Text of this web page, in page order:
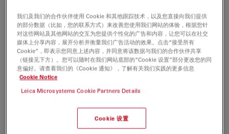
应用指南
SMD FCS Basics-AppLetter.EN
Jul 27, 2026 PDF, 1,014 KB
SMD FRETwith FLIM-AppLetter.EN
Jul 27, 2026 PDF, 1 MB
我们及我们的合作伙伴使用 Cookie 和其他跟踪技术，以及您直接向我们提供
的部分数据（比如，您的联系方式）来改善您使用我们网站的体验，根据您针
对这些网站及其他网站的交互为您提供个性化的广告和内容，让您可以在社交
媒体上分享内容，展开分析并衡量我们广告活动的效果。点击“接受所有
Cookie”，即表示您同意上述内容，并同意将该数据与我们的合作伙伴共享
（链接见下方）。您可以随时在我们网站底部的“Cookie 设置”部分更改您的同
意偏好。请查看我们的《Cookie 通知》，了解有关我们实践的更多信息
Cookie Notice
Leica Microsystems Cookie Partners Details
Cookie 设置